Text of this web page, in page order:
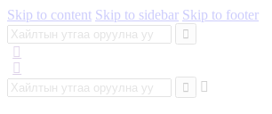
Skip to content Skip to sidebar Skip to footer